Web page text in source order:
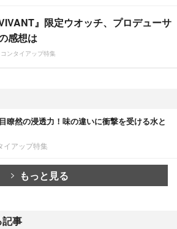
VIVANT』限定ウオッチ、プロデューサ
感想は
ンタイアップ特集
瞭然の浸透力！味の違いに衝撃を受ける水と
イアップ特集
もっと見る
事